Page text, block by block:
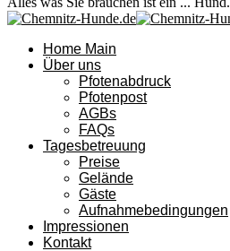
Home Main
Über uns
Pfotenabdruck
Pfotenpost
AGBs
FAQs
Tagesbetreuung
Preise
Gelände
Gäste
Aufnahmebedingungen
Impressionen
Kontakt